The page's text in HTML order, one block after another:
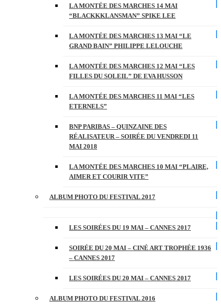
LA MONTÉE DES MARCHES 14 MAI
“BLACKKKLANSMAN” SPIKE LEE
LA MONTÉE DES MARCHES 13 MAI “LE
GRAND BAIN” PHILIPPE LELOUCHE
LA MONTÉE DES MARCHES 12 MAI “LES
FILLES DU SOLEIL” DE EVA HUSSON
LA MONTÉE DES MARCHES 11 MAI “LES
ETERNELS”
BNP PARIBAS – QUINZAINE DES
RÉALISATEUR – SOIRÉE DU VENDREDI 11
MAI 2018
LA MONTÉE DES MARCHES 10 MAI “PLAIRE,
AIMER ET COURIR VITE”
ALBUM PHOTO DU FESTIVAL 2017
LES SOIRÉES DU 19 MAI – CANNES 2017
SOIRÉE DU 20 MAI – CINÉ ART TROPHÉE 1936
– CANNES 2017
LES SOIRÉES DU 20 MAI – CANNES 2017
ALBUM PHOTO DU FESTIVAL 2016